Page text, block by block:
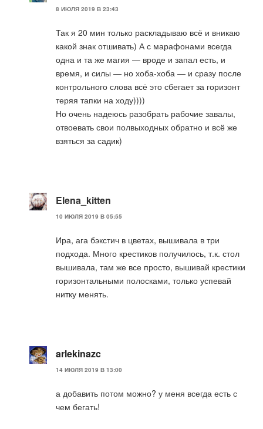
8 ИЮЛЯ 2019 В 23:43
Так я 20 мин только раскладываю всё и вникаю
какой знак отшивать) А с марафонами всегда
одна и та же магия — вроде и запал есть, и
время, и силы — но хоба-хоба — и сразу после
контрольного слова всё это сбегает за горизонт
теряя тапки на ходу))))
Но очень надеюсь разобрать рабочие завалы,
отвоевать свои полвыходных обратно и всё же
взяться за садик)
Elena_kitten
10 ИЮЛЯ 2019 В 05:55
Ира, ага бэкстич в цветах, вышивала в три
подхода. Много крестиков получилось, т.к. стол
вышивала, там же все просто, вышивай крестики
горизонтальными полосками, только успевай
нитку менять.
arlekinazc
14 ИЮЛЯ 2019 В 13:00
а добавить потом можно? у меня всегда есть с
чем бегать!